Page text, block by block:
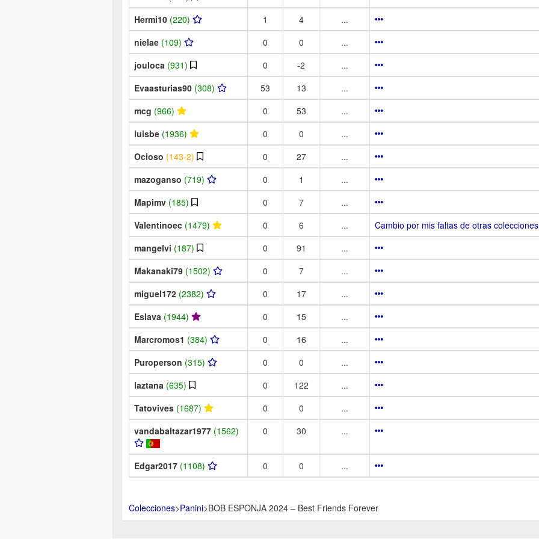
Hermi10 (220) 1 4
...
nielae (109) 0 0
...
jouloca (931) 0 -2
...
Evaasturias90 (308) 53 13
...
mcg (966) 0 53
...
luisbe (1936) 0 0
...
Ocioso (143-2) 0 27
...
mazoganso (719) 0 1
...
Mapimv (185) 0 7
...
Valentinoec (1479) 0 6 ...
Cambio por mis faltas de otras
mangelvi (187) 0 91
...
Makanaki79 (1502) 0 7
...
miguel172 (2382) 0 17
...
Eslava (1944) 0 15
...
Marcromos1 (384) 0 16
...
Puroperson (315) 0 0
...
laztana (635) 0 122
...
Tatovives (1687) 0 0
...
vandabaltazar1977 (1562) 0 30 ...
Edgar2017 (1108) 0 0 ...
Colecciones>Panini>BOB ESPONJA 2024 – Best Friends Forever